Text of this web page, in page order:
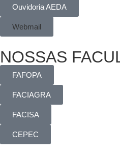
Ouvidoria AEDA
Webmail
NOSSAS
FAFOPA
FACIAGRA
FACISA
CEPEC